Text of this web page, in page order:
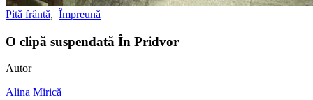
Pită frântă, Împreună
O clipă suspendată În Pridvor
Autor
Alina Mirică